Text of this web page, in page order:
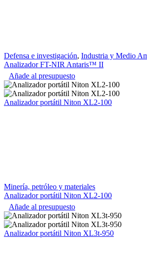
Defensa e investigación, Industria y Medio
Analizador FT-NIR Antaris™ II
Añade al presupuesto
Analizador portátil Niton XL2-100
Minería, petróleo y materiales
Analizador portátil Niton XL2-100
Añade al presupuesto
Analizador portátil Niton XL3t-950